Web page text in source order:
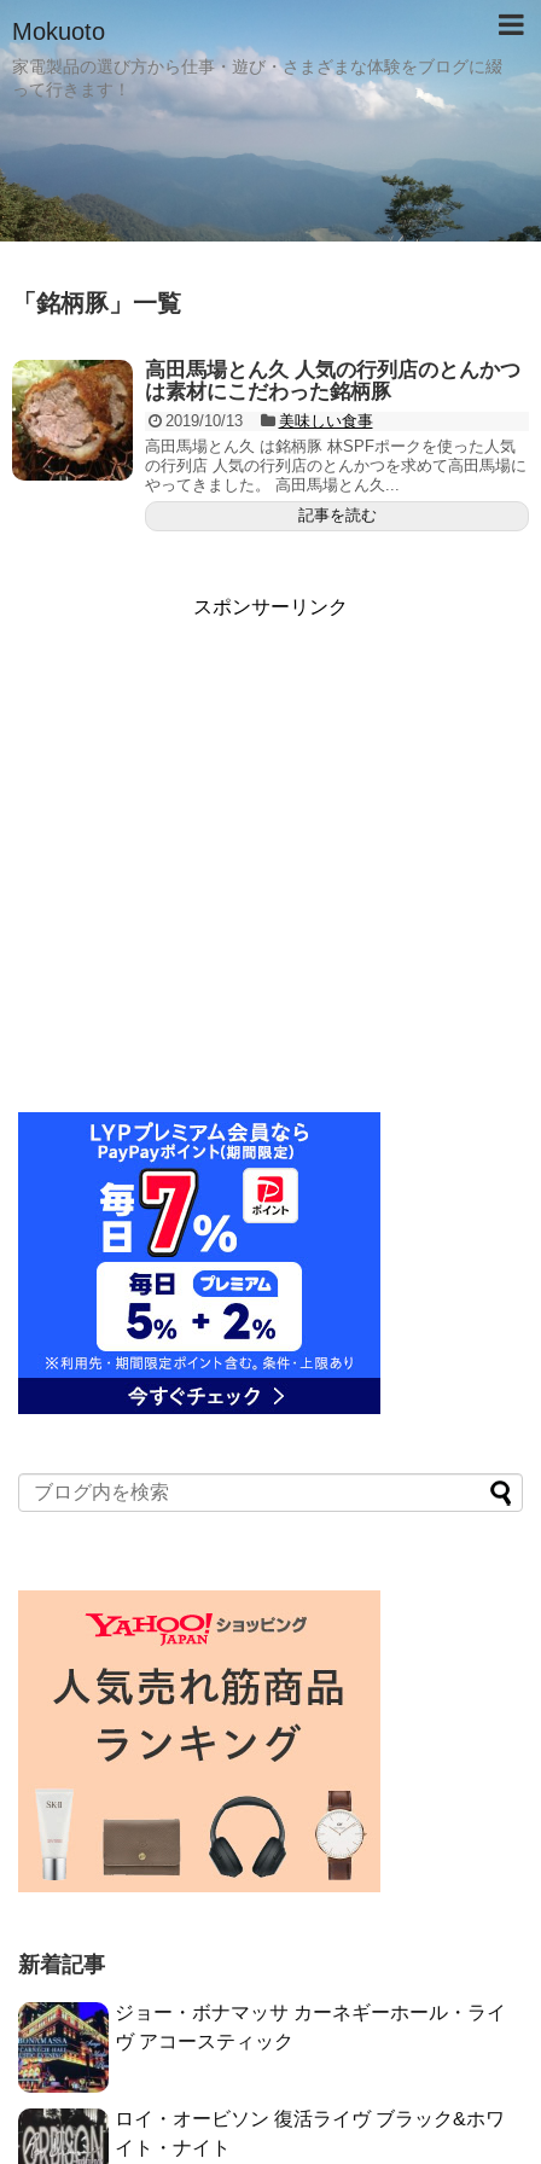
Mokuoto
家電製品の選び方から仕事・遊び・さまざまな体験をブログに綴
って行きます！
「 銘柄豚」 一覧
高田馬場とん久 人気の行列店のとんかつ
は素材にこだわった銘柄豚
2019/10/13
美味しい食事
高田馬場とん久 は銘柄豚 林SPFポークを使った人気
の行列店 人気の行列店のとんかつを求めて高田馬場に
やってきました。 高田馬場とん久...
記事を読む
スポンサーリンク
新着記事
ジョー・ボナマッサ カーネギーホール・ライ
ヴ アコースティック
ロイ・オービソン 復活ライヴ ブラック&ホワ
イト・ナイト